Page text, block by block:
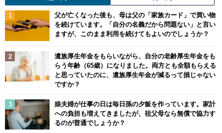
父が亡くなった後も、母は父の「家族カード」で買い物
を続けています。「自分の名義だから問題ない」と言い
ますが、このまま利用を続けてもよいのでしょうか？
遺族厚生年金をもらいながら、自分の老齢厚生年金をも
らう年齢（65歳）になりました。両方とも全額もらえる
と思っていたのに、遺族厚生年金が減るって損じゃない
ですか？
娘夫婦が仕事の日は毎日孫の夕飯を作っています。家計
への負担も増えてきましたが、祖父母なら無償で協力す
るのが普通でしょうか？